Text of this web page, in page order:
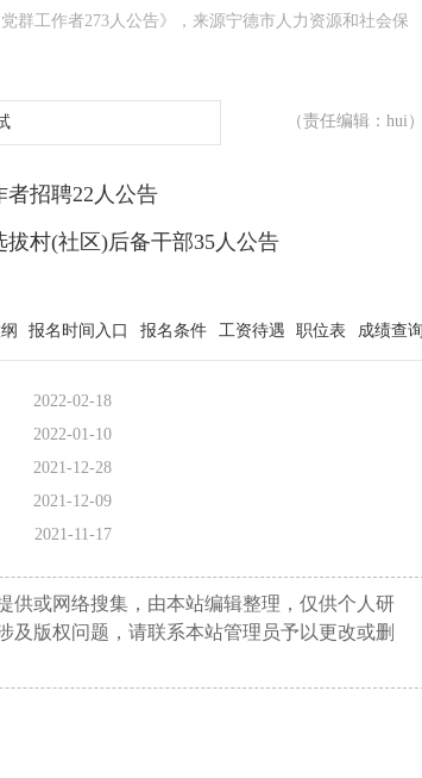
群工作者273人公告》，来源宁德市人力资源和社会保
（责任编辑：hui）
者招聘22人公告
村(社区)后备干部35人公告
报名时间入口 报名条件 工资待遇 职位表 成绩查询
2022-02-18
2022-01-10
2021-12-28
2021-12-09
2021-11-17
供或网络搜集，由本站编辑整理，仅供个人研
及版权问题，请联系本站管理员予以更改或删